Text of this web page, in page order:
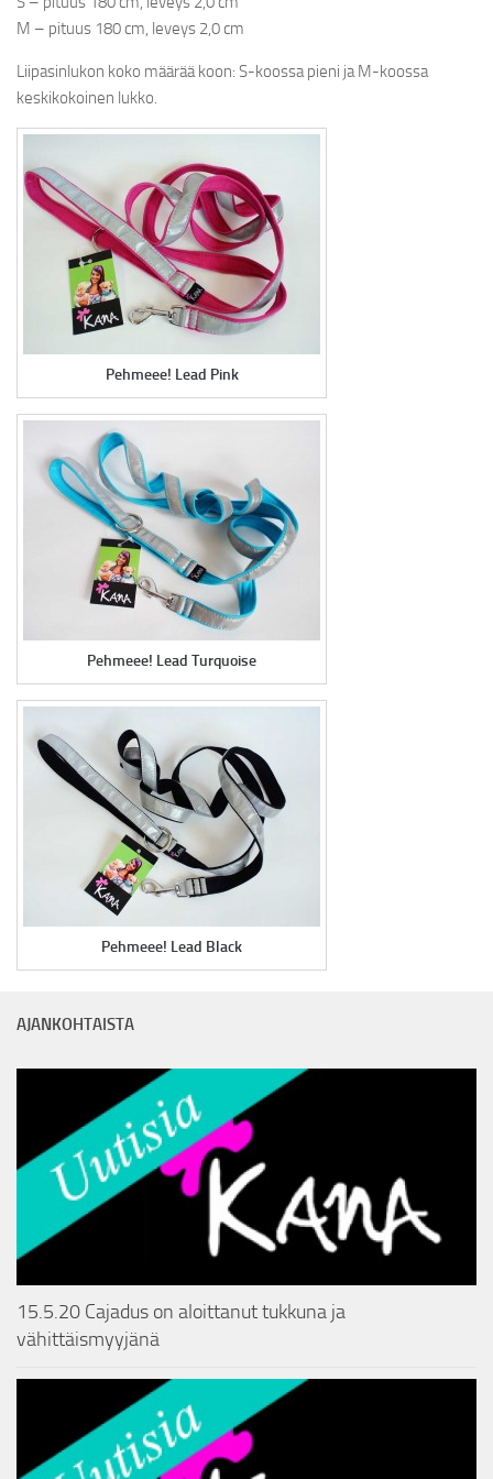
SHINE-TALUTTIMET
MONITOIMITALUTTIMET
PEHMEEE!-TALUTTIMET
NAMSTERI-NAMIPUSSI
KAKKAPUSSIBÄGIT
SPECIAL EDITIONS
LOPETETUT MALLISTOT
JÄLLEENMYYJÄT
YRITYKSESTÄ
KC SPONSOROI
LÄHETÄ PALAUTETTA
HANDMADE-PANNAT
VERKKOKAUPPA
KIELI:
SUOMI
ENGLISH
SVENSKA
M – pituus 180 cm, leveys 2,0 cm
Liipasinlukon koko määrää koon: S-koossa pieni ja M-koossa
keskikokoinen lukko.
Pehmeee! Lead Pink
Pehmeee! Lead Turquoise
Pehmeee! Lead Black
AJANKOHTAISTA
15.5.20 Cajadus on aloittanut tukkuna ja
vähittäismyyjänä